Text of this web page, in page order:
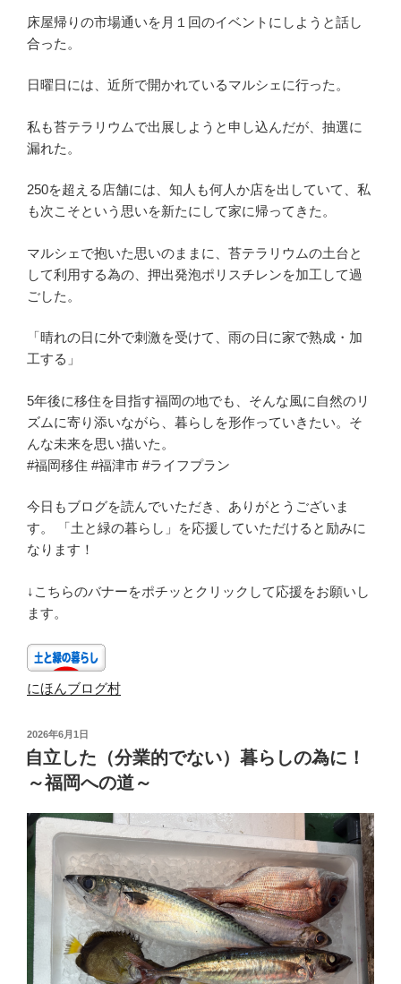
床屋帰りの市場通いを月１回のイベントにしようと話し
合った。
日曜日には、近所で開かれているマルシェに行った。
私も苔テラリウムで出展しようと申し込んだが、抽選に
漏れた。
250を超える店舗には、知人も何人か店を出していて、私
も次こそという思いを新たにして家に帰ってきた。
マルシェで抱いた思いのままに、苔テラリウムの土台と
して利用する為の、押出発泡ポリスチレンを加工して過
ごした。
「晴れの日に外で刺激を受けて、雨の日に家で熟成・加
工する」
5年後に移住を目指す福岡の地でも、そんな風に自然のリ
ズムに寄り添いながら、暮らしを形作っていきたい。そ
んな未来を思い描いた。
#福岡移住 #福津市 #ライフプラン
今日もブログを読んでいただき、ありがとうございま
す。 「土と緑の暮らし」を応援していただけると励みに
なります！
↓こちらのバナーをポチッとクリックして応援をお願いし
ます。
にほんブログ村
投
稿
日:
2026年6月1日
自立した（分業的でない）暮らしの為に！
～福岡への道～